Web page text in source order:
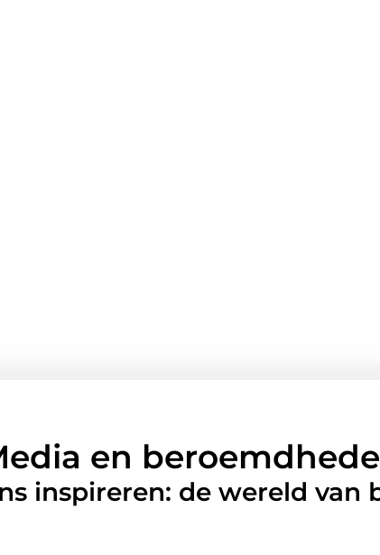
en
inspireren: de wereld van